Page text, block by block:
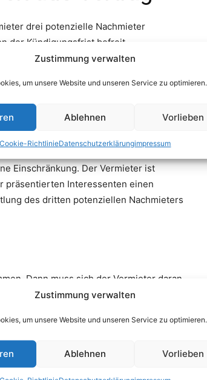
Zustimmung verwalten
um unsere Website und unseren Service zu optimieren.
Ablehnen Vorlieben
Cookie-RichtlinieDatenschutzerklärungimpressum